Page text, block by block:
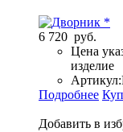
6 720 руб.
Цена
изделие
Артикул:
Подробнее
Добавить в